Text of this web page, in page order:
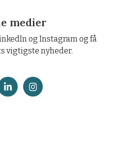
medier
og Instagram og få
vigtigste nyheder.